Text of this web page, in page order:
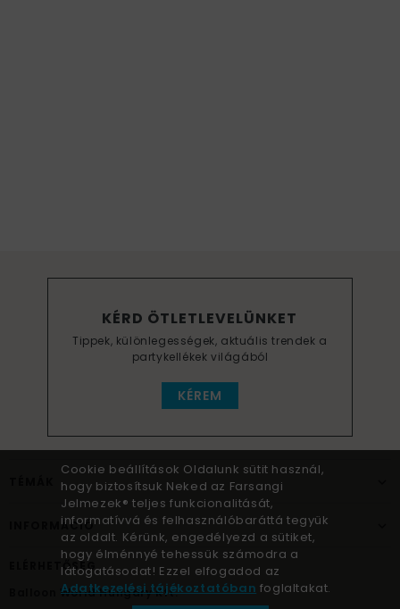
KÉRD ÖTLETLEVELÜNKET
Tippek, különlegességek, aktuális trendek a
partykellékek világából
KÉREM
INFORMÁCIÓ
ELÉRHETŐSÉG
Balloon World Hungary Kft.
Cookie beállítások Oldalunk sütit használ,
hogy biztosítsuk Neked az Farsangi
Jelmezek® teljes funkcionalitását,
informatívvá és felhasználóbaráttá tegyük
az oldalt. Kérünk, engedélyezd a sütiket,
hogy élménnyé tehessük számodra a
látogatásodat! Ezzel elfogadod az
Adatkezelési tájékoztatóban foglaltakat.